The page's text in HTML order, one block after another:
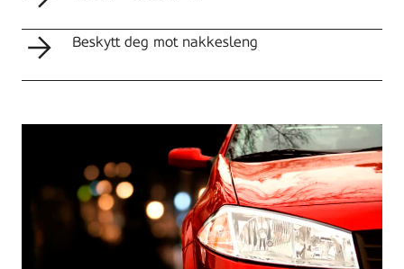
Beskytt deg mot nakkesleng
car